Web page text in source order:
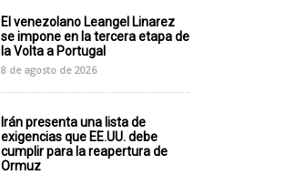
El venezolano Leangel Linarez
se impone en la tercera etapa de
la Volta a Portugal
8 de agosto de 2026
Irán presenta una lista de
exigencias que EE.UU. debe
cumplir para la reapertura de
Ormuz